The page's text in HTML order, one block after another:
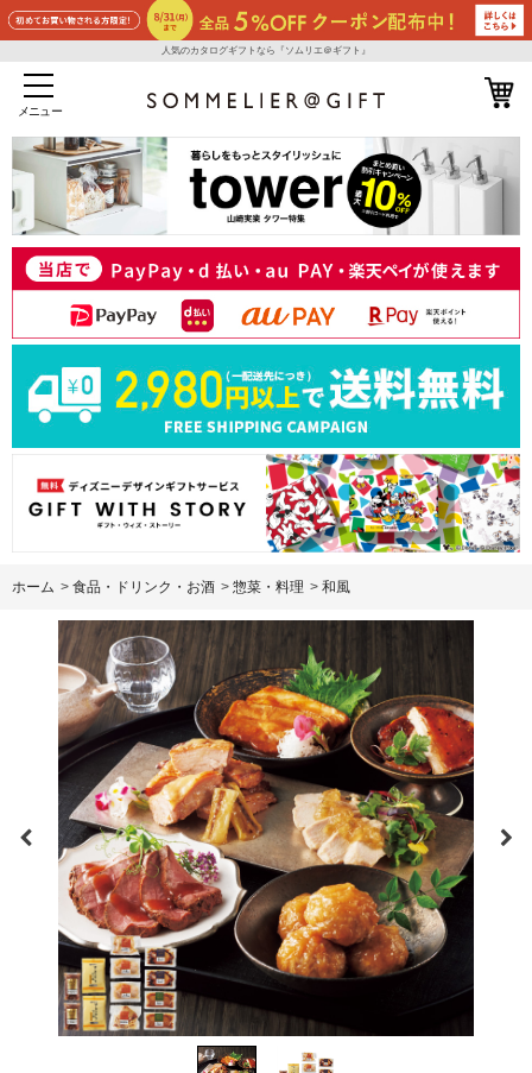
人気のカタログギフトなら『ソムリエ＠ギフト』
メニュー
ホーム > 食品・ドリンク・お酒 > 惣菜・料理 > 和風